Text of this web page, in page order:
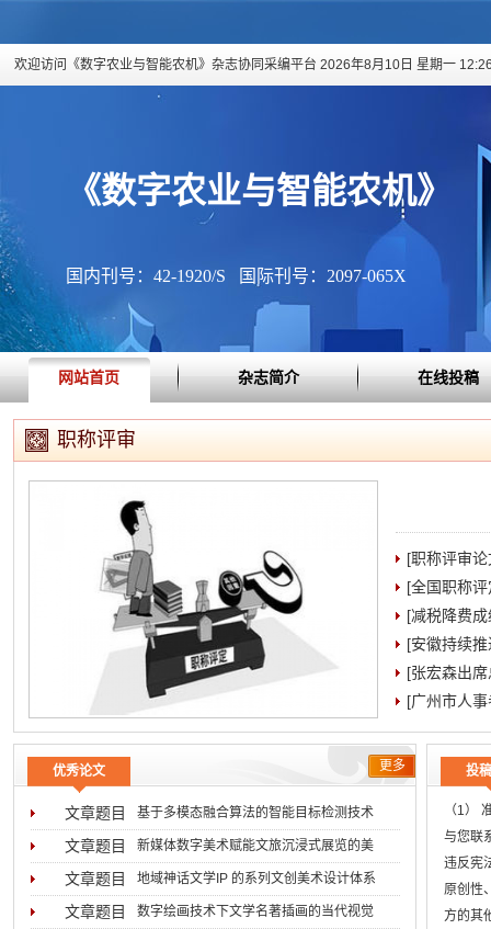
欢迎访问《数字农业与智能农机》杂志协同采编平台 2026年8月10日 星期一
《数字农业与智能农机》
国内刊号：42-1920/S 国际刊号：2097-065X
网站首页 杂志简介 在线投稿
职称评审
[职称评审
[全国职称
[减税降费
[安徽持续
[张宏森出
[广州市人
优秀论文 更多
基于多模态融合算法的智能目标检测技术
文章题目
2026-08-05
新媒体数字美术赋能文旅沉浸式展览的美
文章题目
2026-07-31
地域神话文学IP 的系列文创美术设计体系
文章题目
2026-07-29
数字绘画技术下文学名著插画的当代视觉
文章题目
投
（1）
与您联
违反宪
原创性
方的其